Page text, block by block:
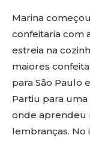
Marina
confeitaria com
estreia na
maiores
para São Paulo
Partiu para
onde aprendeu
lembranças.